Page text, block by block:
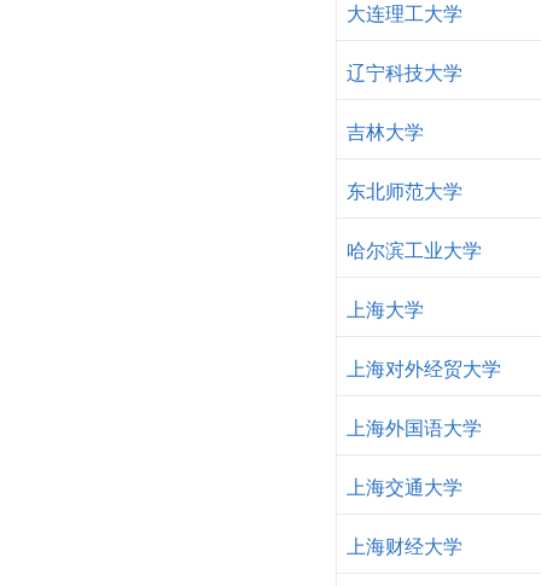
大连理工大学
辽宁科技大学
吉林大学
东北师范大学
哈尔滨工业大学
上海大学
上海对外经贸大学
上海外国语大学
上海交通大学
上海财经大学